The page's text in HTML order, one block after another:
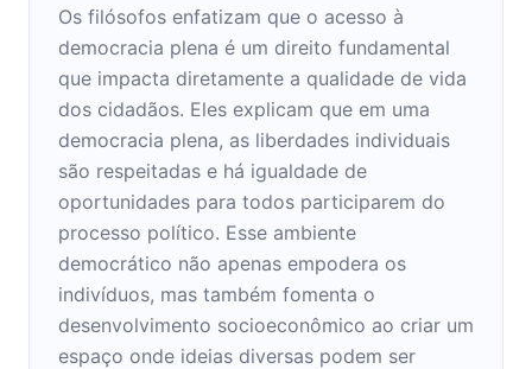
Os filósofos enfatizam que o acesso à
democracia plena é um direito fundamental
que impacta diretamente a qualidade de vida
dos cidadãos. Eles explicam que em uma
democracia plena, as liberdades individuais
são respeitadas e há igualdade de
oportunidades para todos participarem do
processo político. Esse ambiente
democrático não apenas empodera os
indivíduos, mas também fomenta o
desenvolvimento socioeconômico ao criar um
espaço onde ideias diversas podem ser